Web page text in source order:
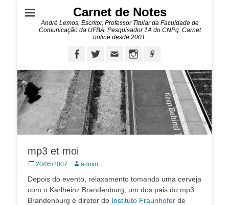
Carnet de Notes
André Lemos, Escritor, Professor Titular da Faculdade de
Comunicação da UFBA, Pesquisador 1A do CNPq. Carnet
online desde 2001.
FacebookTwitterEmail Instagram
mp3 et moi
Posted
20/05/2007 Autor:admin
Depois do evento, relaxamento tomando uma cerveja
com o Karlheinz Brandenburg, um dos pais do mp3.
Brandenburg é diretor do Instituto Fraunhofer de